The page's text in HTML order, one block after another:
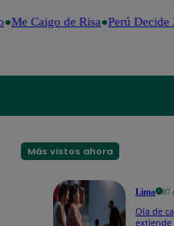
Me Caigo de Risa Perú Decide
Más vistos ahora
Lima 07
Ola de
extiende